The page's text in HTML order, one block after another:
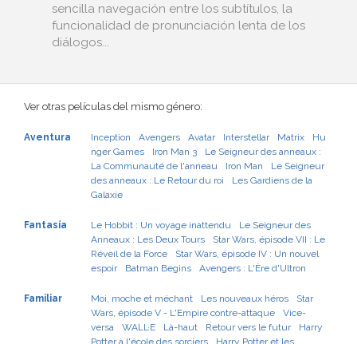
sencilla navegación entre los subtítulos, la
funcionalidad de pronunciación lenta de los
diálogos...
Ver otras películas del mismo género:
Aventura Inception Avengers Avatar Interstellar Matrix
Hu
nger Games
Iron Man 3
Le Seigneur des anneaux :
La Communauté de l'anneau
Iron Man
Le Seigneur
des anneaux : Le Retour du roi
Les Gardiens de la
Galaxie
Fantasía Le Hobbit : Un voyage inattendu
Le Seigneur des
Anneaux : Les Deux Tours
Star Wars, épisode VII : Le
Réveil de la Force
Star Wars, épisode IV : Un nouvel
espoir
Batman Begins Avengers : L'Ère d'Ultron
Familiar Moi, moche et méchant Les nouveaux héros
Star
Wars, épisode V - L'Empire contre-attaque
Vice-
versa
WALL·E Là-haut Retour vers le futur
Harry
Potter à l'école des sorciers
Harry Potter et les